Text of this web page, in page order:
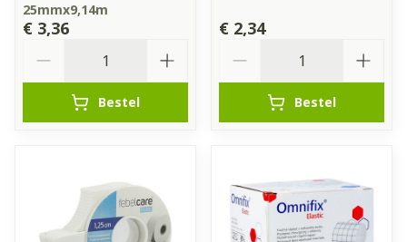
25mmx9,14m
€ 3,36
Bestel
€ 2,34
Bestel